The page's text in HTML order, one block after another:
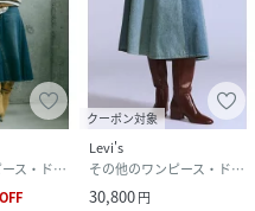
その他のワンピース・ドレス
OFF
クーポン対象
Levi's
その他のワンピース・ドレス
30,800円